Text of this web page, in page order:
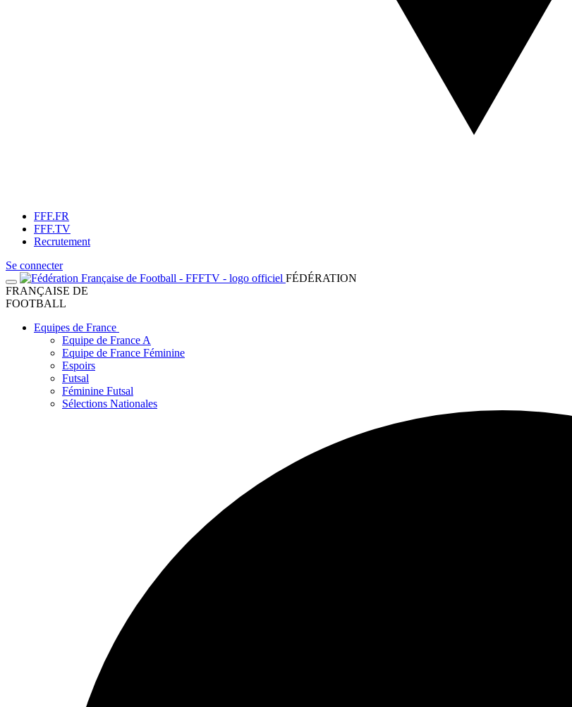
FFF.FR
FFF.TV
Recrutement
Se connecter
FÉDÉRATION
FRANÇAISE DE
FOOTBALL
Equipes de France
Equipe de France A
Equipe de France Féminine
Espoirs
Futsal
Féminine Futsal
Sélections Nationales